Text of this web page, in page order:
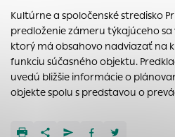
Kultúrne a spoločenské stredisko
predloženie zámeru týkajúceho sa
ktorý má obsahovo nadviazať na
funkciu súčasného objektu.
uvedú bližšie informácie o
objekte spolu s predstavou o
zapamätoval Vaše prihlásenie
voľba v tomto okne.
Vyberte úroveň cookies,
Technické cookies
Technické súbory cookie sú pre
umožňujú základné funkcie, ako